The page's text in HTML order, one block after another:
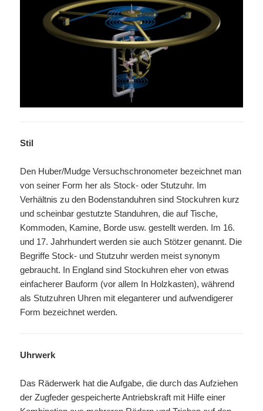
Stil
Den Huber/Mudge Versuchschronometer bezeichnet man
von seiner Form her als Stock- oder Stutzuhr. Im
Verhältnis zu den Bodenstanduhren sind Stockuhren kurz
und scheinbar gestutzte Standuhren, die auf Tische,
Kommoden, Kamine, Borde usw. gestellt werden. Im 16.
und 17. Jahrhundert werden sie auch Stötzer genannt. Die
Begriffe Stock- und Stutzuhr werden meist synonym
gebraucht. In England sind Stockuhren eher von etwas
einfacherer Bauform (vor allem In Holzkasten), während
als Stutzuhren Uhren mit eleganterer und aufwendigerer
Form bezeichnet werden.
Uhrwerk
Das Räderwerk hat die Aufgabe, die durch das Aufziehen
der Zugfeder gespeicherte Antriebskraft mit Hilfe einer